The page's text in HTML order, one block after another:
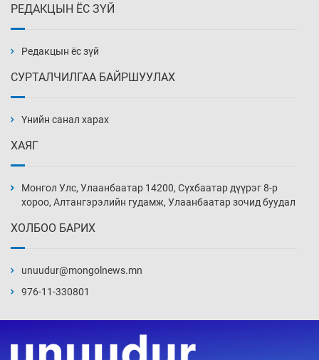
15 цаг 0 мин
нэмэгджээ
15 цаг 30 мин
16 цаг 0 мин
16 цаг 30 мин
РЕДАКЦЫН ЁС ЗҮЙ
Редакцын ёс зүй
СУРТАЛЧИЛГАА БАЙРШУУЛАХ
Үнийн санал харах
ХАЯГ
Монгол Улс, Улаанбаатар 14200, Сүхбаатар дүүрэг 8-р
хороо, Алтангэрэлийн гудамж, Улаанбаатар зочид буудал
ХОЛБОО БАРИХ
unuudur@mongolnews.mn
976-11-330801